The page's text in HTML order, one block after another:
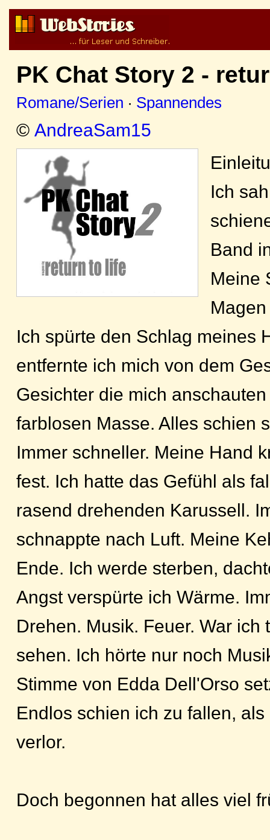
PK Chat Story 2 -
Romane/Serien · Spannendes
© AndreaSam15
Ich
Band
Meine
Ich spürte den Schlag meines
entfernte ich mich von dem
Gesichter die mich
farblosen Masse. Alles schien
Immer schneller. Meine Hand
fest. Ich hatte das Gefühl als
rasend drehenden Karussell.
schnappte nach Luft. Meine
Ende. Ich werde sterben,
Angst verspürte ich Wärme.
Drehen. Musik. Feuer. War
sehen. Ich hörte nur noch
Stimme von Edda Dell'Orso
Endlos schien ich zu fallen,
verlor.
Doch begonnen hat alles viel